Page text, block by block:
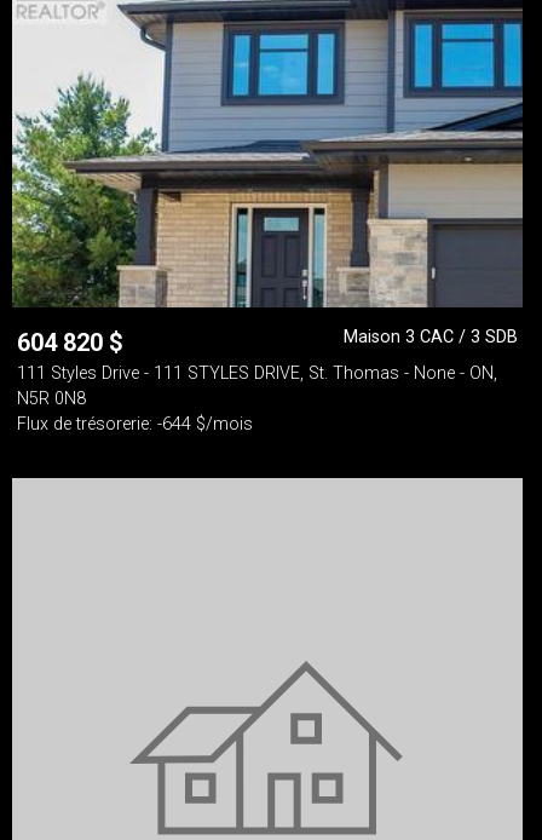
604 820 $
Maison 3 CAC / 3 SDB
111 Styles Drive - 111 STYLES DRIVE, St. Thomas - None - ON,
N5R 0N8
Flux de trésorerie: -644 $/mois